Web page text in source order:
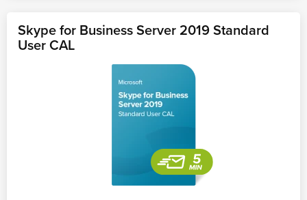
Skype for Business Server 2019 Standard
User CAL